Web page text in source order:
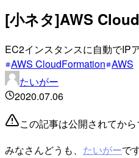
[小ネタ]AWS
EC2インスタンスに自動でIP
AWS CloudFormation AWS
たいがー
2020.07.06
この記事は公開されてか
みなさんどうも、 たいがーで